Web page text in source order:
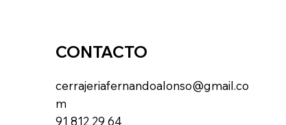
CONTACTO
cerrajeriafernandoalonso@gmail.co
m
91 812 29 64